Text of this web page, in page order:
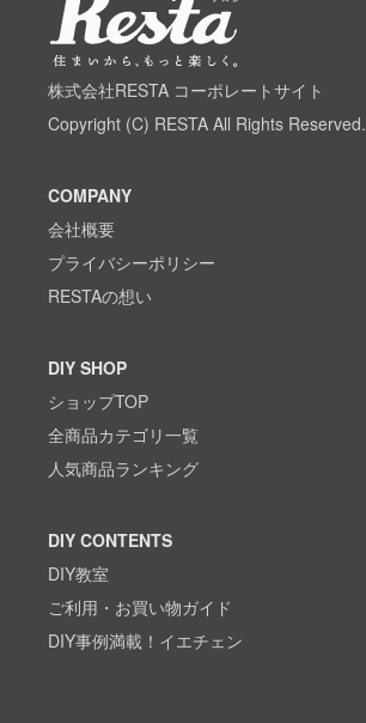
株式会社RESTA コーポレートサイト
Copyright (C) RESTA All Rights Reserved.
COMPANY
会社概要
プライバシーポリシー
RESTAの想い
DIY SHOP
ショップTOP
全商品カテゴリ一覧
人気商品ランキング
DIY CONTENTS
DIY教室
ご利用・お買い物ガイド
DIY事例満載！イエチェン